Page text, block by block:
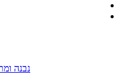
נבנה